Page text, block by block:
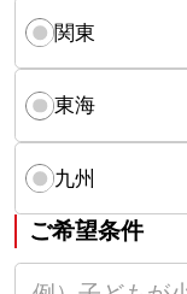
関東
東海
九州
ご希望条件